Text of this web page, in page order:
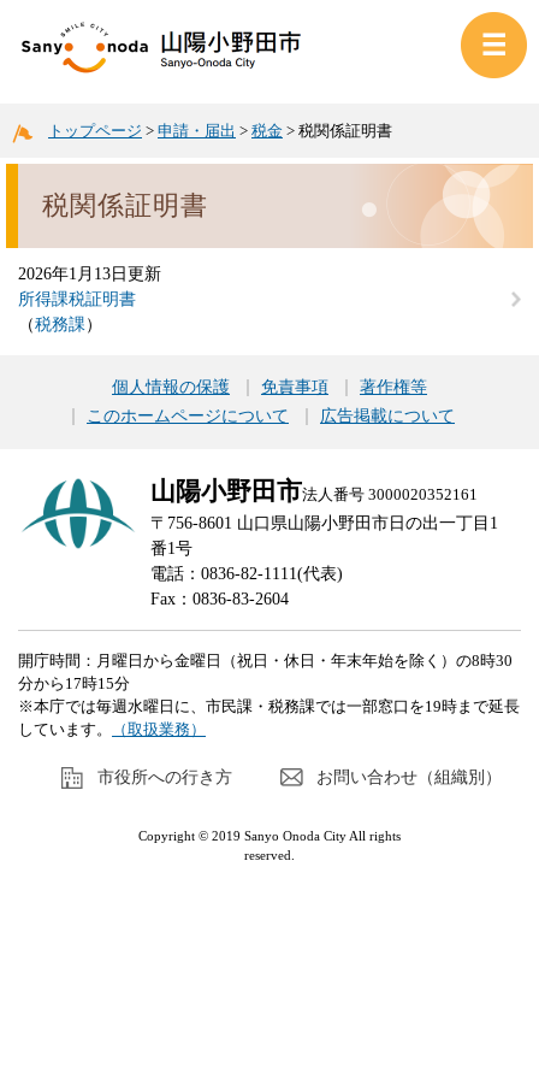
トップページ > 申請・届出 > 税金 > 税関係証明書
税関係証明書
2026年1月13日更新
所得課税証明書
税務課
個人情報の保護 免責事項
著作権等
このホームページについて
広告掲載について
山陽小野田市法人番号 3000020352161
〒756-8601 山口県山陽小野田市日の出一丁目1
番1号
電話：0836-82-1111(代表)
Fax：0836-83-2604
開庁時間：月曜日から金曜日（祝日・休日・年末年始を除く）の8時30
分から17時15分
※本庁では毎週水曜日に、市民課・税務課では一部窓口を19時まで延長
しています。
（取扱業務）
市役所への行き方 お問い合わせ（組織別）
Copyright © 2019 Sanyo Onoda City All rights
reserved.